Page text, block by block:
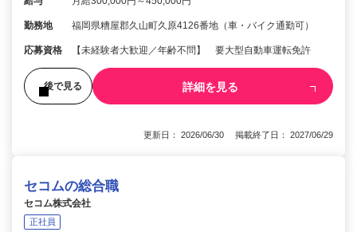
勤務地 福岡県糟屋郡久山町久原4126番地（車・バイク通勤可）
応募資格 【未経験者大歓迎／年齢不問】 要大型自動車運転免許
後で見る 詳細を見る
更新日： 2026/06/30 掲載終了日： 2027/06/29
セコムの総合職
セコム株式会社
正社員